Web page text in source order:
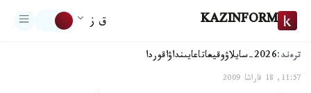
KAZINFORM ق ز
ترەند:2026-سايلاۋ وقيعاتاعايىنداۋاقوردا
11:57, 18 قاراشا 2009